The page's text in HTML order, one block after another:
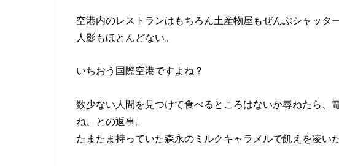
空港内のレストランはもちろん土産物屋もぜんぶシャッタ
人影もほとんどない。
いちおう国際空港ですよね？
数少ない人間を見つけて食べるところはないか尋ねたら、
ね、との返事。
たまたま持っていた森永のミルクキャラメルで飢えを凌い